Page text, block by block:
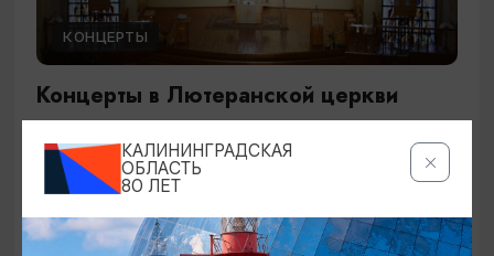
КОНЦЕРТЫ
Концерты в Лютеранской церкви
19.07.2026 - 19.08.2026, 19:00
Калининград, Евангелическо-лютеранская церковь
«Воскресения»
КАЛИНИНГРАДСКАЯ
ОБЛАСТЬ
80 ЛЕТ